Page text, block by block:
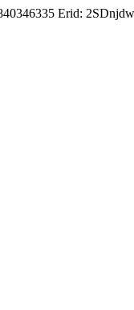
Erid: